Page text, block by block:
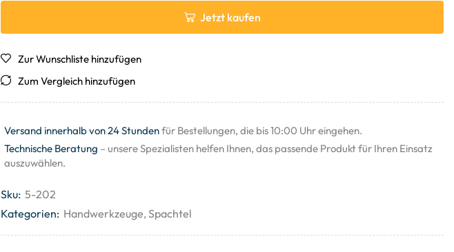
Jetzt kaufen
Zur Wunschliste hinzufügen
Zum Vergleich hinzufügen
Versand innerhalb von 24 Stundenfür Bestellungen, die bis 10:00 Uhr eingehen.
Technische Beratung – unsere Spezialisten helfen Ihnen, das passende Produkt für Ihren Einsatz
auszuwählen.
Sku: 5-202
Kategorien: Handwerkzeuge,Spachtel